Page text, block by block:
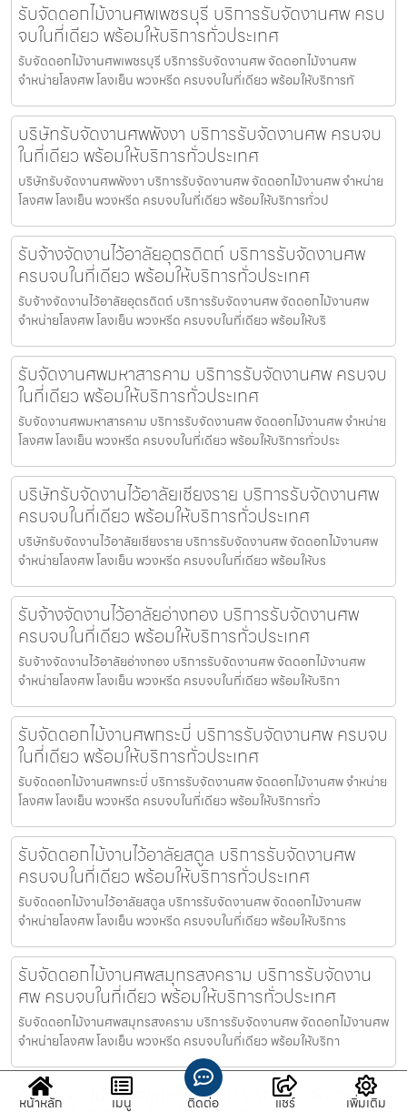
รับจัดดอกไม้งานศพเพชรบุรี บริการรับจัดงานศพ ครบ
จบในที่เดียว พร้อมให้บริการทั่วประเทศ
รับจัดดอกไม้งานศพเพชรบุรี บริการรับจัดงานศพ จัดดอกไม้งานศพ
จำหน่ายโลงศพ โลงเย็น พวงหรีด ครบจบในที่เดียว พร้อมให้บริการทั
บริษัทรับจัดงานศพพังงา บริการรับจัดงานศพ ครบจบ
ในที่เดียว พร้อมให้บริการทั่วประเทศ
บริษัทรับจัดงานศพพังงา บริการรับจัดงานศพ จัดดอกไม้งานศพ จำหน่าย
โลงศพ โลงเย็น พวงหรีด ครบจบในที่เดียว พร้อมให้บริการทั่วป
รับจ้างจัดงานไว้อาลัยอุตรดิตถ์ บริการรับจัดงานศพ
ครบจบในที่เดียว พร้อมให้บริการทั่วประเทศ
รับจ้างจัดงานไว้อาลัยอุตรดิตถ์ บริการรับจัดงานศพ จัดดอกไม้งานศพ
จำหน่ายโลงศพ โลงเย็น พวงหรีด ครบจบในที่เดียว พร้อมให้บริ
รับจัดงานศพมหาสารคาม บริการรับจัดงานศพ ครบจบ
ในที่เดียว พร้อมให้บริการทั่วประเทศ
รับจัดงานศพมหาสารคาม บริการรับจัดงานศพ จัดดอกไม้งานศพ จำหน่าย
โลงศพ โลงเย็น พวงหรีด ครบจบในที่เดียว พร้อมให้บริการทั่วประ
บริษัทรับจัดงานไว้อาลัยเชียงราย บริการรับจัดงานศพ
ครบจบในที่เดียว พร้อมให้บริการทั่วประเทศ
บริษัทรับจัดงานไว้อาลัยเชียงราย บริการรับจัดงานศพ จัดดอกไม้งานศพ
จำหน่ายโลงศพ โลงเย็น พวงหรีด ครบจบในที่เดียว พร้อมให้บร
รับจ้างจัดงานไว้อาลัยอ่างทอง บริการรับจัดงานศพ
ครบจบในที่เดียว พร้อมให้บริการทั่วประเทศ
รับจ้างจัดงานไว้อาลัยอ่างทอง บริการรับจัดงานศพ จัดดอกไม้งานศพ
จำหน่ายโลงศพ โลงเย็น พวงหรีด ครบจบในที่เดียว พร้อมให้บริกา
รับจัดดอกไม้งานศพกระบี่ บริการรับจัดงานศพ ครบจบ
ในที่เดียว พร้อมให้บริการทั่วประเทศ
รับจัดดอกไม้งานศพกระบี่ บริการรับจัดงานศพ จัดดอกไม้งานศพ จำหน่าย
โลงศพ โลงเย็น พวงหรีด ครบจบในที่เดียว พร้อมให้บริการทั่ว
รับจัดดอกไม้งานไว้อาลัยสตูล บริการรับจัดงานศพ
ครบจบในที่เดียว พร้อมให้บริการทั่วประเทศ
รับจัดดอกไม้งานไว้อาลัยสตูล บริการรับจัดงานศพ จัดดอกไม้งานศพ
จำหน่ายโลงศพ โลงเย็น พวงหรีด ครบจบในที่เดียว พร้อมให้บริการ
รับจัดดอกไม้งานศพสมุทรสงคราม บริการรับจัดงาน
ศพ ครบจบในที่เดียว พร้อมให้บริการทั่วประเทศ
รับจัดดอกไม้งานศพสมุทรสงคราม บริการรับจัดงานศพ จัดดอกไม้งานศพ
จำหน่ายโลงศพ โลงเย็น พวงหรีด ครบจบในที่เดียว พร้อมให้บริกา
รับจัดดอกไม้งานศพมหาสารคาม บริการรับจัดงานศพ
หน้าหลัก เมนู ติดต่อ แชร์ เพิ่มเติม